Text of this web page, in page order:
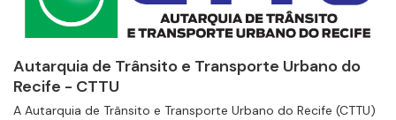
Autarquia de Trânsito e Transporte Urbano do
Recife - CTTU
A Autarquia de Trânsito e Transporte Urbano do Recife (CTTU)